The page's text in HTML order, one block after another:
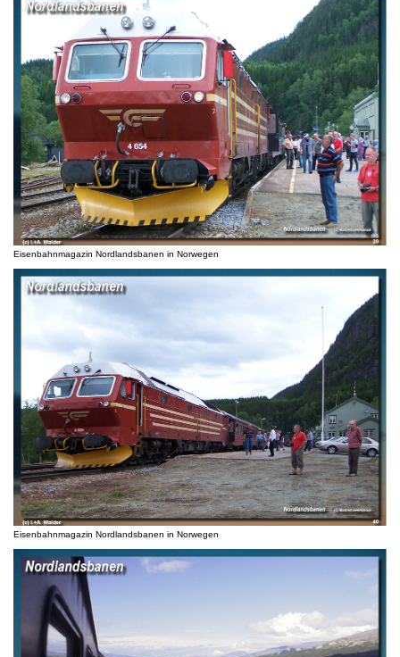
Eisenbahnmagazin Nordlandsbanen in Norwegen
Eisenbahnmagazin Nordlandsbanen in Norwegen